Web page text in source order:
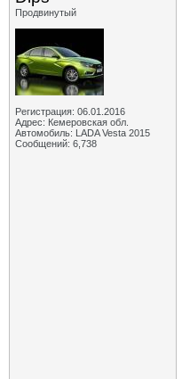
Продвинутый
Регистрация: 06.01.2016
Адрес: Кемеровская обл.
Автомобиль: LADA Vesta 2015
Сообщений: 6,738